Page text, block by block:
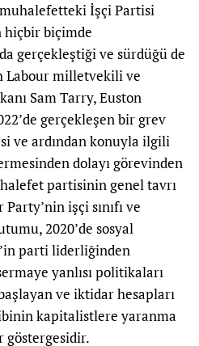
İşçi Partisi
hiçbir biçimde
gerçekleştiği ve sürdüğü de
Labour milletvekili ve
Sam Tarry, Euston
gerçekleşen bir grev
ve ardından konuyla ilgili
dolayı görevinden
partisinin genel tavrı
işçi sınıfı ve
2020’de sosyal
parti liderliğinden
yanlısı politikaları
ve iktidar hesapları
kapitalistlere yaranma
göstergesidir.